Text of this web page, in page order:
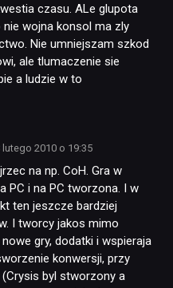
czasu. ALe glupota
wojna konsol ma zly
Nie umniejszam szkod
ale tlumaczenie sie
a ludzie w to
lutego 2010 o 19:35
na np. CoH. Gra w
PC i na PC tworzona. I w
ten jeszcze bardziej
I tworcy jakos mimo
gry, dodatki i wspieraja
konwersji, przy
byl stworzony a